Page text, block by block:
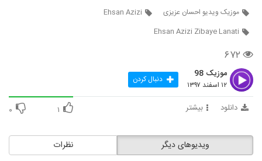
موزیک ویدیو احسان عزیزی
Ehsan Azizi
Ehsan Azizi Zibaye Lanati
۶۷۲
موزیک 98
۱۲ اسفند ۱۳۹۷ دنبال کردن
دانلود بیشتر ۱ ۰
نظرات ویدیوهای دیگر